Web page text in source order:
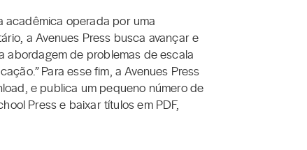
acadêmica operada por uma
a Avenues Press busca avançar e
abordagem de problemas de escala
Para esse fim, a Avenues Press
e publica um pequeno número de
Press e baixar títulos em PDF,